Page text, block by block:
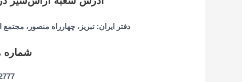
دفتر ایران: تبریز، چهارراه منصور،
شماره